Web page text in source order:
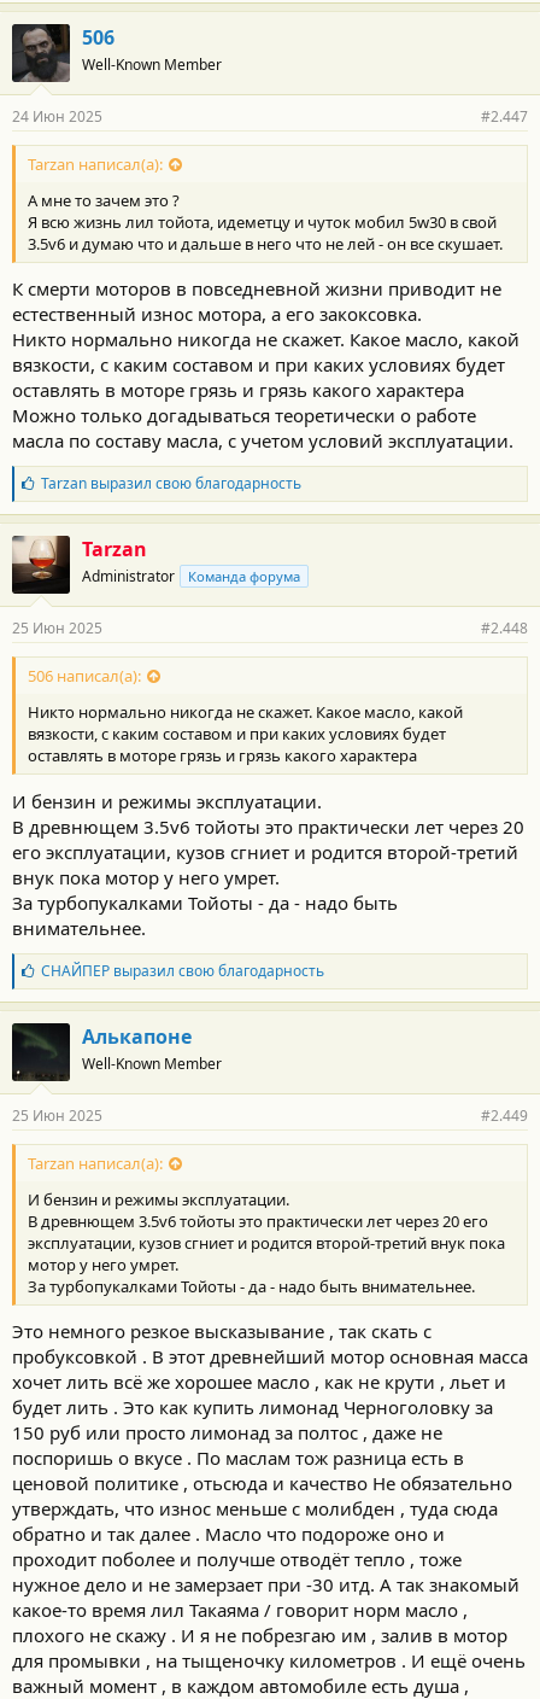
506
Well-Known Member
24 Июн 2025 #2.447
Tarzan написал(а):
А мне то зачем это ?
Я всю жизнь лил тойота, идеметцу и чуток мобил 5w30 в свой
3.5v6 и думаю что и дальше в него что не лей - он все скушает.
К смерти моторов в повседневной жизни приводит не
естественный износ мотора, а его закоксовка.
Никто нормально никогда не скажет. Какое масло, какой
вязкости, с каким составом и при каких условиях будет
оставлять в моторе грязь и грязь какого характера
Можно только догадываться теоретически о работе
масла по составу масла, с учетом условий эксплуатации.
Б
л
а
г
о
д
а
н
о
с
и
:
Tarzanвыразил свою благодарность
Tarzan
Administrator Команда форума
25 Июн 2025 #2.448
506 написал(а):
Никто нормально никогда не скажет. Какое масло, какой
вязкости, с каким составом и при каких условиях будет
оставлять в моторе грязь и грязь какого характера
И бензин и режимы эксплуатации.
В древнющем 3.5v6 тойоты это практически лет через 20
его эксплуатации, кузов сгниет и родится второй-третий
внук пока мотор у него умрет.
За турбопукалками Тойоты - да - надо быть
внимательнее.
Б
л
а
г
о
а
н
о
с
и
:
СНАЙПЕРвыразил свою благодарность
Алькапоне
Well-Known Member
25 Июн 2025 #2.449
Tarzan написал(а):
И бензин и режимы эксплуатации.
В древнющем 3.5v6 тойоты это практически лет через 20 его
эксплуатации, кузов сгниет и родится второй-третий внук пока
мотор у него умрет.
За турбопукалками Тойоты - да - надо быть внимательнее.
Это немного резкое высказывание , так скать с
пробуксовкой . В этот древнейший мотор основная масса
хочет лить всё же хорошее масло , как не крути , льет и
будет лить . Это как купить лимонад Черноголовку за
150 руб или просто лимонад за полтос , даже не
поспоришь о вкусе . По маслам тож разница есть в
ценовой политике , отьсюда и качество Не обязательно
утверждать, что износ меньше с молибден , туда сюда
обратно и так далее . Масло что подороже оно и
проходит поболее и получше отводёт тепло , тоже
нужное дело и не замерзает при -30 итд. А так знакомый
какое-то время лил Такаяма / говорит норм масло ,
плохого не скажу . И я не побрезгаю им , залив в мотор
для промывки , на тыщеночку километров . И ещё очень
важный момент , в каждом автомобиле есть душа ,